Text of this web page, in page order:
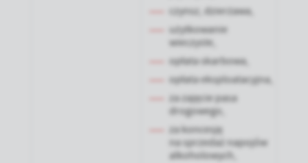
czynsz, dzierżawa,
użytkowanie
wieczyste,
opłata skarbowa,
opłata eksploatacyjna,
za zajęcie pasa
drogowego,
za koncesję
na sprzedaż napojów
alkoholowych,